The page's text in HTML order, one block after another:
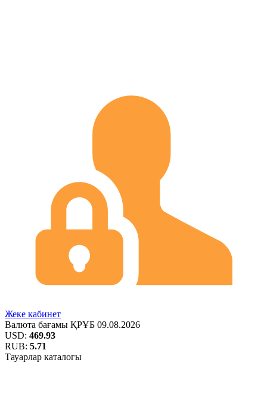
Жеке кабинет
Валюта бағамы ҚРҰБ 09.08.2026
USD: 469.93
RUB: 5.71
Тауарлар каталогы